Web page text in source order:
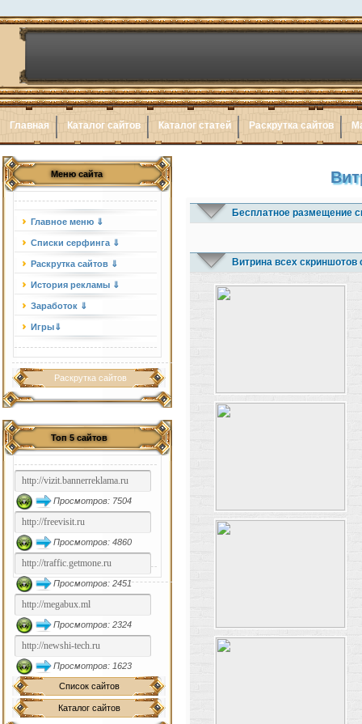
Главная Каталог сайтов Каталог статей Раскрутка сайтов
Меню сайта
Главное меню ⇓
Списки серфинга ⇓
Раскрутка сайтов ⇓
История рекламы ⇓
Заработок ⇓
Игры⇓
Раскрутка сайтов
Топ 5 сайтов
Просмотров: 7504
Просмотров: 4860
Просмотров: 2451
Просмотров: 2324
Просмотров: 1623
Список сайтов
Каталог сайтов
Бесплатное размещение
Витрина всех скриншотов